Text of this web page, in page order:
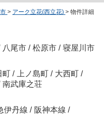
> アーク立花(西立花) > 物件詳細
八尾市 / 松原市 / 寝屋川市
町 / 上ノ島町 / 大西町 /
南武庫之荘
伊丹線 / 阪神本線 /